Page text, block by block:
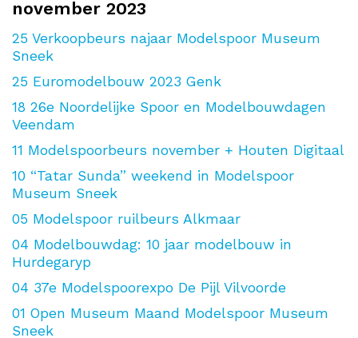
november 2023
25 Verkoopbeurs najaar Modelspoor Museum
Sneek
25 Euromodelbouw 2023 Genk
18 26e Noordelijke Spoor en Modelbouwdagen
Veendam
11 Modelspoorbeurs november + Houten Digitaal
10 “Tatar Sunda” weekend in Modelspoor
Museum Sneek
05 Modelspoor ruilbeurs Alkmaar
04 Modelbouwdag: 10 jaar modelbouw in
Hurdegaryp
04 37e Modelspoorexpo De Pijl Vilvoorde
01 Open Museum Maand Modelspoor Museum
Sneek